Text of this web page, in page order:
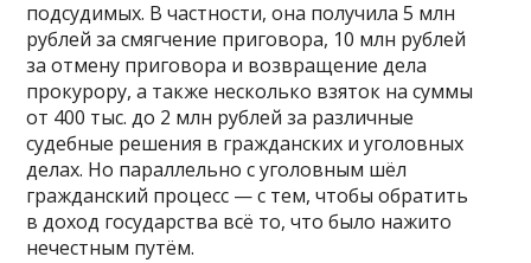
подсудимых. В частности, она получила 5 млн
рублей за смягчение приговора, 10 млн рублей
за отмену приговора и возвращение дела
прокурору, а также несколько взяток на суммы
от 400 тыс. до 2 млн рублей за различные
судебные решения в гражданских и уголовных
делах. Но параллельно с уголовным шёл
гражданский процесс — с тем, чтобы обратить
в доход государства всё то, что было нажито
нечестным путём.